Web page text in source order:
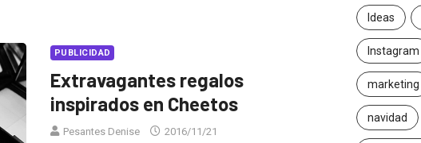
PUBLICIDAD
Extravagantes regalos
inspirados en Cheetos
Pesantes Denise 2016/11/21
Ideas
Instagram
marketing
navidad